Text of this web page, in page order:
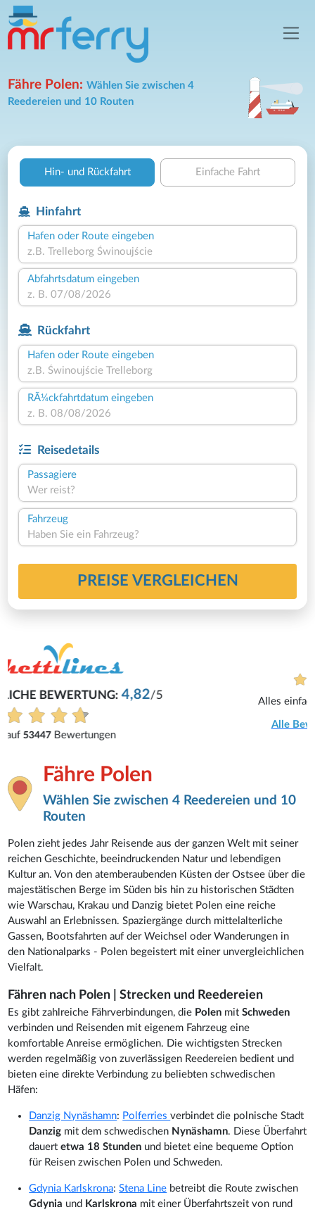
Fähre Polen:Wählen Sie zwischen 4
Reedereien und 10 Routen
Hin- und Rückfahrt Einfache Fahrt
Hinfahrt
Hafen oder Route eingeben
Abfahrtsdatum eingeben
Rückfahrt
Hafen oder Route eingeben
RÃ¼ckfahrtdatum eingeben
Reisedetails
Passagiere
Wer reist?
Fahrzeug
Haben Sie ein Fahrzeug?
PREISE VERGLEICHEN
Alles einfach und schnell gemacht
Fähre Polen
Wählen Sie zwischen 4 Reedereien und 10
Routen
Polen zieht jedes Jahr Reisende aus der ganzen Welt mit seiner
reichen Geschichte, beeindruckenden Natur und lebendigen
Kultur an. Von den atemberaubenden Küsten der Ostsee über die
majestätischen Berge im Süden bis hin zu historischen Städten
wie Warschau, Krakau und Danzig bietet Polen eine reiche
Auswahl an Erlebnissen. Spaziergänge durch mittelalterliche
Gassen, Bootsfahrten auf der Weichsel oder Wanderungen in
den Nationalparks - Polen begeistert mit einer unvergleichlichen
Vielfalt.
Fähren nach Polen | Strecken und Reedereien
Es gibt zahlreiche Fährverbindungen, die Polen mitSchweden
verbinden und Reisenden mit eigenem Fahrzeug eine
komfortable Anreise ermöglichen. Die wichtigsten Strecken
werden regelmäßig von zuverlässigen Reedereien bedient und
bieten eine direkte Verbindung zu beliebten schwedischen
Häfen:
Danzig Nynäshamn: Polferriesverbindet die polnische Stadt
Danzig mit dem schwedischen Nynäshamn. Diese Überfahrt
dauertetwa 18 Stunden und bietet eine bequeme Option
für Reisen zwischen Polen und Schweden.
Gdynia Karlskrona:Stena Line betreibt die Route zwischen
Gdynia und Karlskrona mit einer Überfahrtszeit von rund